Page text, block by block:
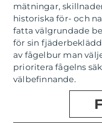
mätningar,
historiska för- och
fatta välgrundade
för sin
av fågelbur man
prioritera fågelns
välbefinnande.